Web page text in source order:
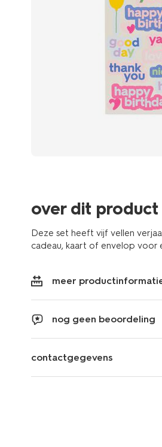
over dit product
Deze set heeft vijf vellen
cadeau, kaart of envelop voor
meer
nog geen beoordeling
contactgegevens